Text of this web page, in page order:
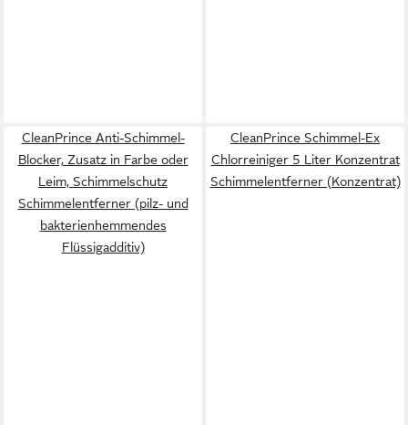
CleanPrince Anti-Schimmel-
Blocker, Zusatz in Farbe oder
Leim, Schimmelschutz
Schimmelentferner (pilz- und
bakterienhemmendes
Flüssigadditiv)
CleanPrince Schimmel-Ex
Chlorreiniger 5 Liter Konzentrat
Schimmelentferner (Konzentrat)